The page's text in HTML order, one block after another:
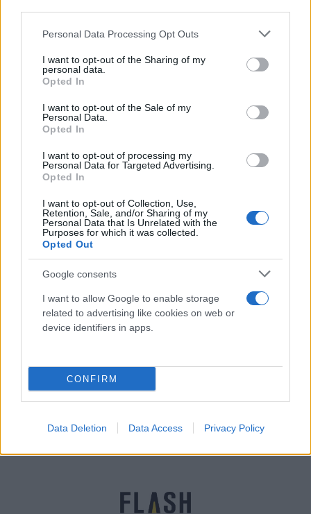
Please note that this website/app uses one or more Google
not limited to your visit or usage behaviour. You may click to
grant or deny consent to Google and its third-party tags to
use your data for below specified purposes in below Google
consent section.
Personal Data Processing Opt Outs
I want to opt-out of the Sharing of my
personal data.
Opted In
I want to opt-out of the Sale of my
Personal Data.
Opted In
I want to opt-out of processing my
Personal Data for Targeted Advertising.
Opted In
I want to opt-out of Collection, Use,
Retention, Sale, and/or Sharing of my
Personal Data that Is Unrelated with the
Purposes for which it was collected.
Opted Out
Google consents
I want to allow Google to enable storage
related to advertising like cookies on web or
device identifiers in apps.
CONFIRM
Data Deletion Data Access Privacy Policy
για τον «μάγο» του Ολυμπιακού - Φωτογραφίες
και βίντεο